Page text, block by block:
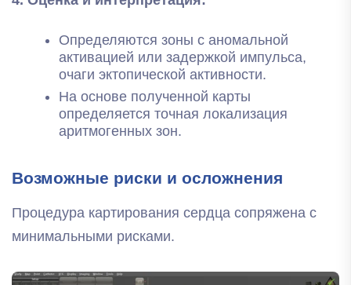
Определяются зоны с аномальной
активацией или задержкой импульса,
очаги эктопической активности.
На основе полученной карты
определяется точная локализация
аритмогенных зон.
Возможные риски и осложнения
Процедура картирования сердца сопряжена с
минимальными рисками.